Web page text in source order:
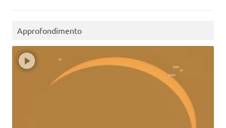
Approfondimento